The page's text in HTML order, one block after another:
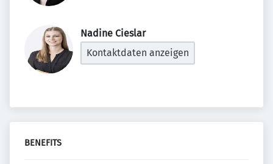
Nadine Cieslar
Kontaktdaten anzeigen
BENEFITS